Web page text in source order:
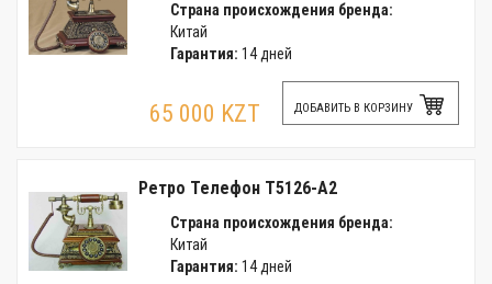
Страна происхождения бренда:
Китай
Гарантия: 14 дней
65 000 KZT ДОБАВИТЬ В КОРЗИНУ
Ретро Телефон T5126-A2
Страна происхождения бренда:
Китай
Гарантия: 14 дней